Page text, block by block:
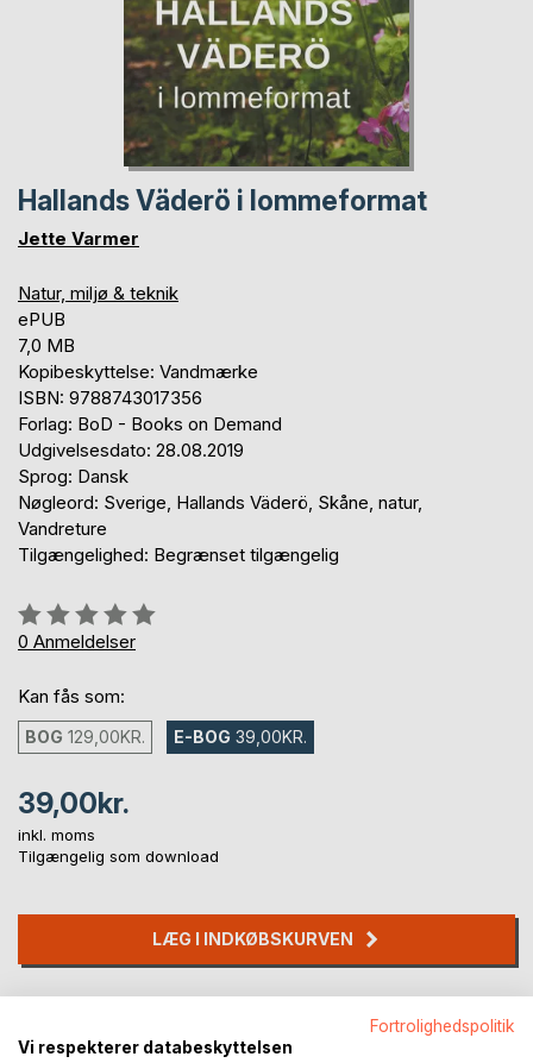
Hallands Väderö i lommeformat
Jette Varmer
Natur, miljø & teknik
ePUB
7,0 MB
Kopibeskyttelse: Vandmærke
ISBN: 9788743017356
Forlag: BoD - Books on Demand
Udgivelsesdato: 28.08.2019
Sprog: Dansk
Nøgleord: Sverige, Hallands Väderö, Skåne, natur,
Vandreture
Tilgængelighed: Begrænset tilgængelig
Anmeldelse::
0%
0 Anmeldelser
Kan fås som:
BOG 129,00KR. E-BOG 39,00KR.
39,00kr.
inkl. moms
Tilgængelig som download
LÆG I INDKØBSKURVEN
Fortrolighedspolitik
Vi respekterer databeskyttelsen